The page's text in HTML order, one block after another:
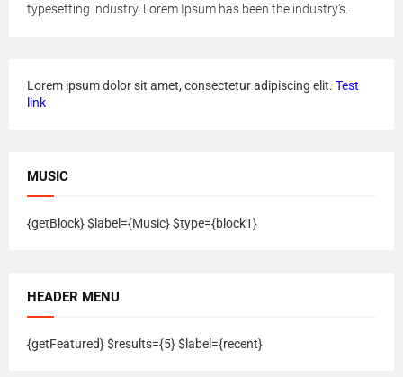
typesetting industry. Lorem Ipsum has been the industry's.
Lorem ipsum dolor sit amet, consectetur adipiscing elit. Test
link
MUSIC
{getBlock} $label={Music} $type={block1}
HEADER MENU
{getFeatured} $results={5} $label={recent}